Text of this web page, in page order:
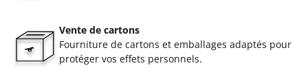
Vente de cartons
Fourniture de cartons et emballages adaptés pour
protéger vos effets personnels.